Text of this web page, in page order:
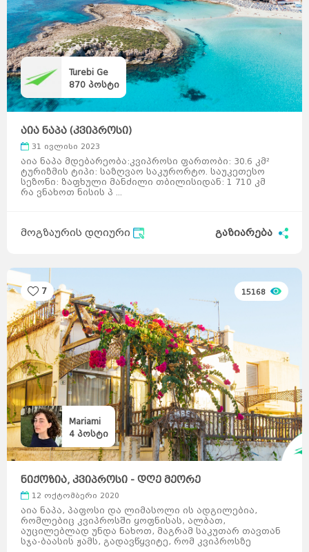
Turebi Ge
870 პოსტი
აია ნაპა (კვიპროსი)
31 ივლისი 2023
აია ნაპა მდებარეობა:კვიპროსი ფართობი: 30.6 კმ²
ტურიზმის ტიპი: საზღვაო საკურორტო. საუკეთესო
სეზონი: ზაფხული მანძილი თბილისიდან: 1 710 კმ
რა ვნახოთ ნისის პ ...
მოგზაურის დღიური გაზიარება
Mariami
4 პოსტი
7 15168
ნიქოზია, კვიპროსი - დღე მეორე
12 ოქტომბერი 2020
აია ნაპა, პაფოსი და ლიმასოლი ის ადგილებია,
რომლებიც კვიპროსში ყოფნისას, ალბათ,
აუცილებლად უნდა ნახოთ, მაგრამ საკუთარ თავთან
სჯა-ბაასის ჟამს, გადავწყვიტე, რომ კვიპროსზე